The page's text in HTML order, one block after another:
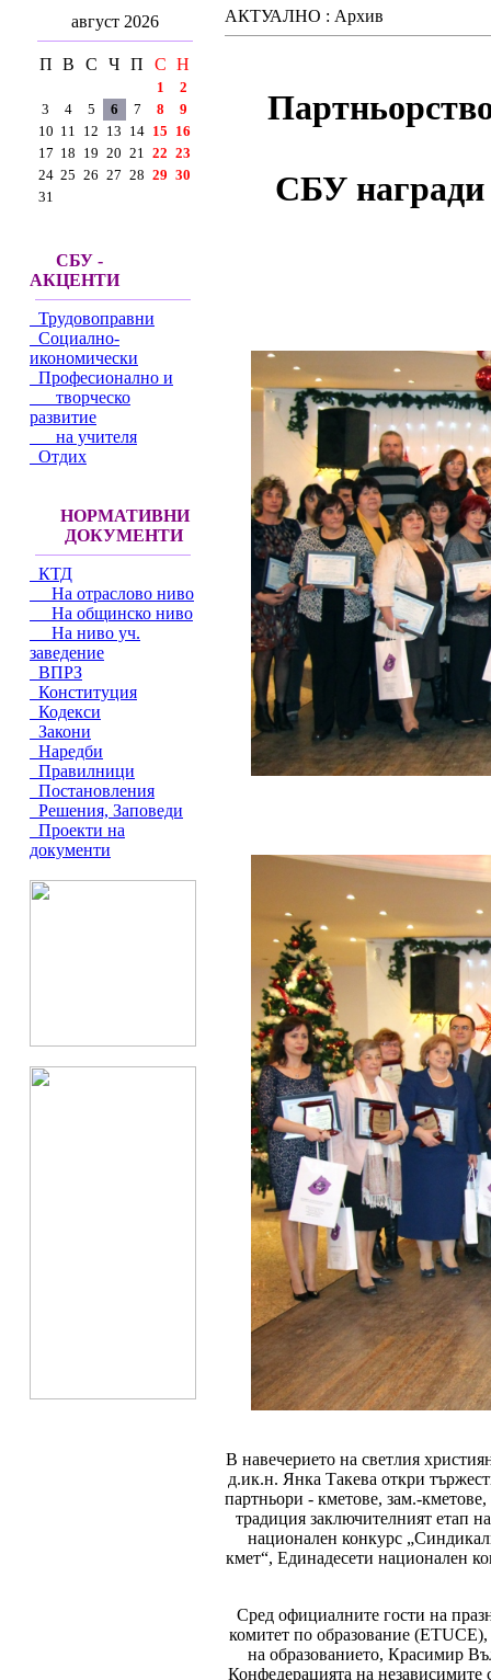
август 2026
П В С Ч П С Н
1
2
3
4 5 6 7 8
9
10 11 12 13 14 15 16
17 18 19 20 21 22 23
24 25 26 27 28 29 30
31
СБУ -
АКЦЕНТИ
Трудовоправни
Социално-
икономически
Професионално и
творческо
развитие
на учителя
Отдих
НОРМАТИВНИ
ДОКУМЕНТИ
КТД
На отраслово ниво
На общинско ниво
На ниво уч.
заведение
ВПРЗ
Конституция
Кодекси
Закони
Наредби
Правилници
Постановления
Решения, Заповеди
Проекти на
документи
АКТУАЛНО : Архив
СБУ награди
В навечерието на светлия
д.ик.н. Янка Такева откри
партньори - кметове, зам.-
традиция заключителният етап
национален конкурс
кмет“, Единадесети национален
Сред официалните гости на
комитет по образование
на образованието, Красимир
Конфедерацията на